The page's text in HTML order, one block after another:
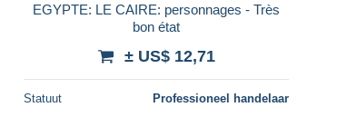
EGYPTE: LE CAIRE: personnages - Très
bon état
± US$ 12,71
Statuut Professioneel handelaar